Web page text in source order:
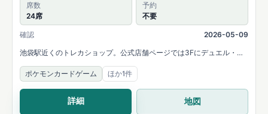
席数
24席
予約
不要
確認
2026-05-09
池袋駅近くのトレカショップ。公式店舗ページでは3Fにデュエル・イ
ベントフロアとレンタルスペース利用があり、ポケモンカードやONE
PIECEカードの大会・交流会を案内しています。
ポケモンカードゲーム ほか1件
詳細 地図